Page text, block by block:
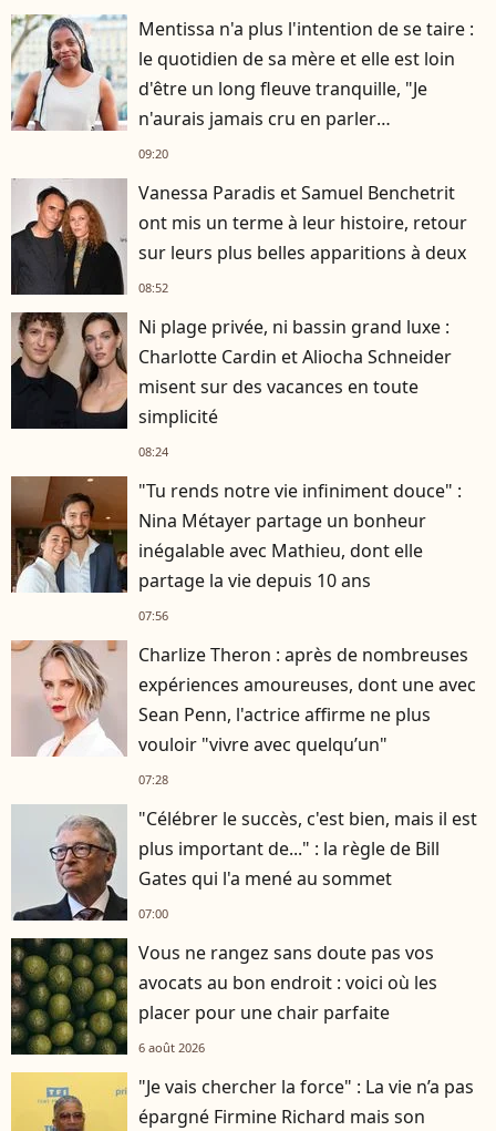
Mentissa n'a plus l'intention de se taire :
le quotidien de sa mère et elle est loin
d'être un long fleuve tranquille, "Je
n'aurais jamais cru en parler
publiquement"
09:20
Vanessa Paradis et Samuel Benchetrit
ont mis un terme à leur histoire, retour
sur leurs plus belles apparitions à deux
08:52
Ni plage privée, ni bassin grand luxe :
Charlotte Cardin et Aliocha Schneider
misent sur des vacances en toute
simplicité
08:24
"Tu rends notre vie infiniment douce" :
Nina Métayer partage un bonheur
inégalable avec Mathieu, dont elle
partage la vie depuis 10 ans
07:56
Charlize Theron : après de nombreuses
expériences amoureuses, dont une avec
Sean Penn, l'actrice affirme ne plus
vouloir "vivre avec quelqu’un"
07:28
"Célébrer le succès, c'est bien, mais il est
plus important de..." : la règle de Bill
Gates qui l'a mené au sommet
07:00
Vous ne rangez sans doute pas vos
avocats au bon endroit : voici où les
placer pour une chair parfaite
6 août 2026
"Je vais chercher la force" : La vie n’a pas
épargné Firmine Richard mais son